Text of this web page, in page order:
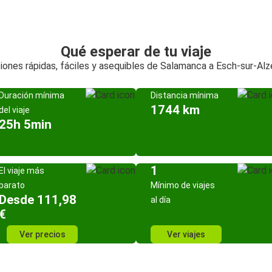
Qué esperar de tu viaje
rápidas, fáciles y asequibles de Salamanca a Esch-sur-
mínima
viaje
5min
Distancia mínima
1744 km
viaje más
111,98
Ver precios
1
Mínimo de viajes
al día
Ver viajes